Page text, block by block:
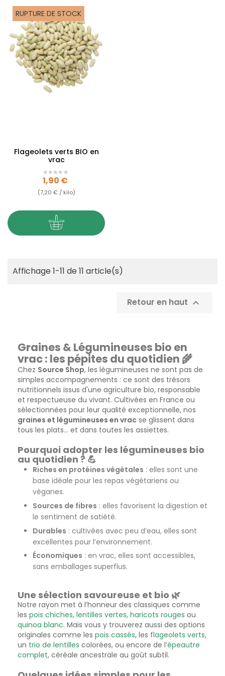
RUPTURE DE STOCK
Flageolets verts BIO en
vrac
Prix
1,90 €
(7,20 € / kilo)
Affichage 1-11 de 11 article(s)
Retour en haut 
Graines & Légumineuses bio en
vrac : les pépites du quotidien 🌾
Chez Source Shop, les légumineuses ne sont pas de
simples accompagnements : ce sont des trésors
nutritionnels issus d'une agriculture bio, responsable
et respectueuse du vivant. Cultivées en France ou
sélectionnées pour leur qualité exceptionnelle, nos
graines et légumineuses en vrac se glissent dans
tous les plats… et dans toutes les assiettes.
Pourquoi adopter les légumineuses bio
au quotidien ? 💪
Riches en protéines végétales : elles sont une
base idéale pour les repas végétariens ou
véganes.
Sources de fibres : elles favorisent la digestion et
le sentiment de satiété.
Durables : cultivées avec peu d’eau, elles sont
excellentes pour l’environnement.
Économiques : en vrac, elles sont accessibles,
sans emballages superflus.
Une sélection savoureuse et bio 🌿
Notre rayon met à l’honneur des classiques comme
les pois chiches, lentilles vertes, haricots rouges ou
quinoa blanc. Mais vous y trouverez aussi des options
originales comme les pois cassés, les flageolets verts,
un trio de lentilles colorées, ou encore de l’épeautre
complet, céréale ancestrale au goût subtil.